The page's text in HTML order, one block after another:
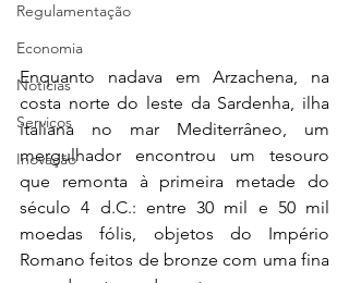
Regulamentação
Economia
Notícias
Serviços
Inovação
Enquanto nadava em Arzachena, na
costa norte do leste da Sardenha, ilha
italiana no mar Mediterrâneo, um
mergulhador encontrou um tesouro
que remonta à primeira metade do
século 4 d.C.: entre 30 mil e 50 mil
moedas fólis, objetos do Império
Romano feitos de bronze com uma fina